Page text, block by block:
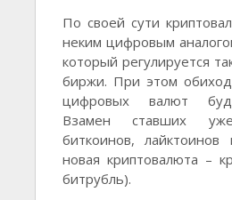
По своей сути
неким цифровым
который регулируется
биржи. При этом обиход
цифровых валют
Взамен ставших
биткоинов,
новая криптовалюта –
битрубль).